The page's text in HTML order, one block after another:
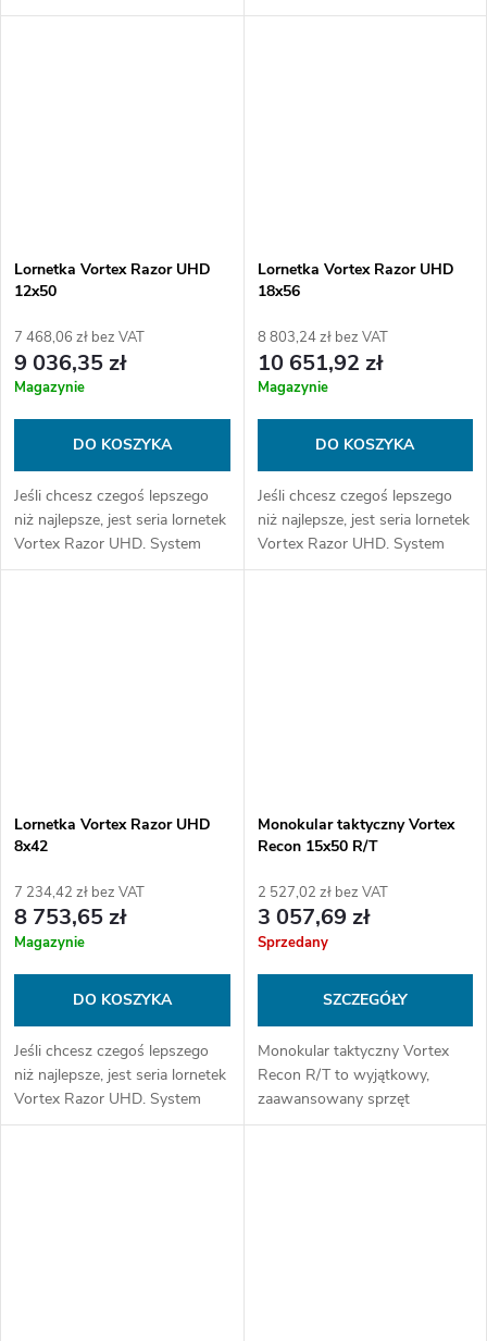
optyczny Ultra High Definition
Lornetka Vortex Razor UHD
12x50
7 468,06 zł bez VAT
9 036,35 zł
Magazynie
DO KOSZYKA
Jeśli chcesz czegoś lepszego
niż najlepsze, jest seria lornetek
Vortex Razor UHD. System
optyczny Ultra High Definition
Lornetka Vortex Razor UHD
18x56
8 803,24 zł bez VAT
10 651,92 zł
Magazynie
DO KOSZYKA
Jeśli chcesz czegoś lepszego
niż najlepsze, jest seria lornetek
Vortex Razor UHD. System
optyczny Ultra High Definition
Lornetka Vortex Razor UHD
8x42
7 234,42 zł bez VAT
8 753,65 zł
Magazynie
DO KOSZYKA
Jeśli chcesz czegoś lepszego
niż najlepsze, jest seria lornetek
Vortex Razor UHD. System
optyczny Ultra High Definition
Monokular taktyczny Vortex
Recon 15x50 R/T
2 527,02 zł bez VAT
3 057,69 zł
Sprzedany
SZCZEGÓŁY
Monokular taktyczny Vortex
Recon R/T to wyjątkowy,
zaawansowany sprzęt
taktyczny, który nie ma sobie